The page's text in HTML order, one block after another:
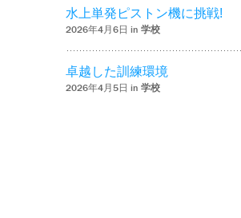
水上単発ピストン機に挑戦!
2026年4月6日 in 学校
卓越した訓練環境
2026年4月5日 in 学校